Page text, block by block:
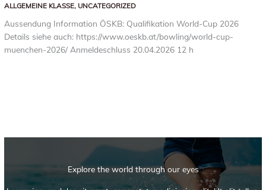
ALLGEMEINE KLASSE, UNCATEGORIZED
Aussendung Information ÖSKB: Qualifikation World-Cup 2026
Details siehe auch: https://www.oeskb.at/bowling/world-cup-
muenchen-2026/ Anmeldeschluss 20.04.2026 12 h
Explore the world through our eyes